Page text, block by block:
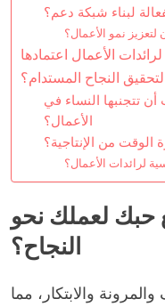
لبناء شبكة دعم؟
نمو الأعمال؟
الأعمال اعتمادها
لتحقيق النجاح المستدام؟
تتجنبها النساء في
الأعمال؟
من الإنتاجية؟
لرائدات الأعمال؟
حبك لعملك نحو
النجاح؟
والابتكار، مما